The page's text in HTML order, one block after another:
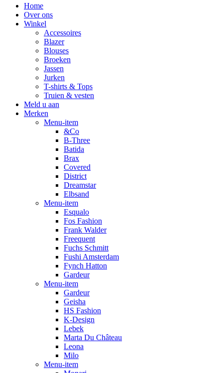
Close
Menu
Home
Over ons
Winkel
Accessoires
Blazer
Blouses
Broeken
Jassen
Jurken
T-shirts & Tops
Truien & vesten
Meld u aan
Merken
Menu-item
&Co
B-Three
Batida
Brax
Covered
District
Dreamstar
Elbsand
Menu-item
Esqualo
Fos Fashion
Frank Walder
Freequent
Fuchs Schmitt
Fushi Amsterdam
Fynch Hatton
Gardeur
Menu-item
Gardeur
Geisha
HS Fashion
K-Design
Lebek
Marta Du Château
Leona
Milo
Menu-item